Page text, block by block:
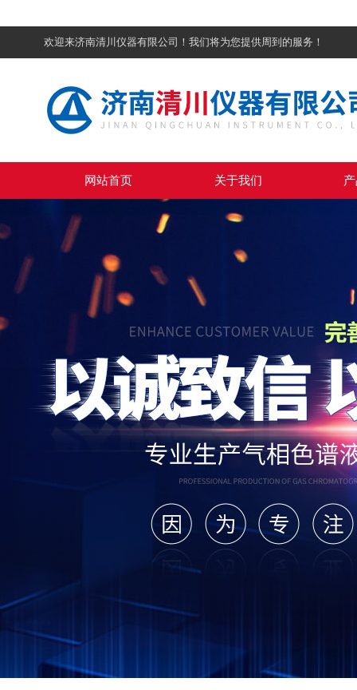
欢迎来济南清川仪器有限公司！我们将为您提供周到的服务！
网站首页 关于我们